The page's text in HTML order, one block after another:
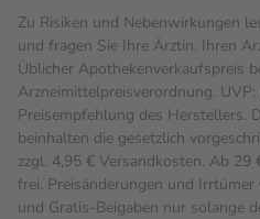
Zu Risiken und Nebenwirkungen
und fragen Sie Ihre Ärztin, Ihren
Üblicher Apothekenverkaufspreis
Arzneimittelpreisverordnung.
Preisempfehlung des Herstellers.
beinhalten die gesetzlich
zzgl. 4,95 € Versandkosten. Ab
frei. Preisänderungen und
und Gratis-Beigaben nur solange